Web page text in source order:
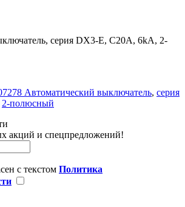
серия DX3-E, С20A, 6kA, 2-
Автоматический выключатель, серия
2-полюсный
акций и спецпредложений!
с текстом Политика